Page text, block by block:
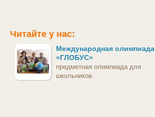
Читайте у нас:
Международная олимпиада
«ГЛОБУС»
предметная олимпиада для
школьников.